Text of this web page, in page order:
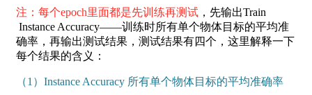
注：每个epoch里面都是先训练再测试 ，先输出Train
Instance Accuracy——训练时所有单个物体目标的平均准
确率，再输出测试结果，测试结果有四个，这里解释一下
每个结果的含义：
（1）Instance Accuracy 所有单个物体目标的平均准确率